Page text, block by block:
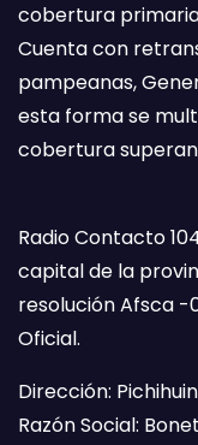
cobertura
Cuenta con
pampeanas,
esta forma se
cobertura
Radio Contacto
capital de la
resolución Afsca -
Oficial.
Dirección:
Razón Social: